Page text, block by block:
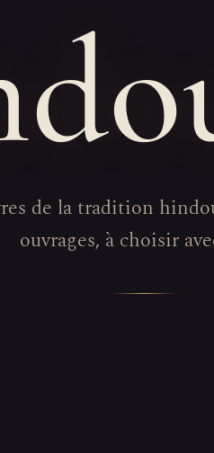
de la tradition
ouvrages, à choisir